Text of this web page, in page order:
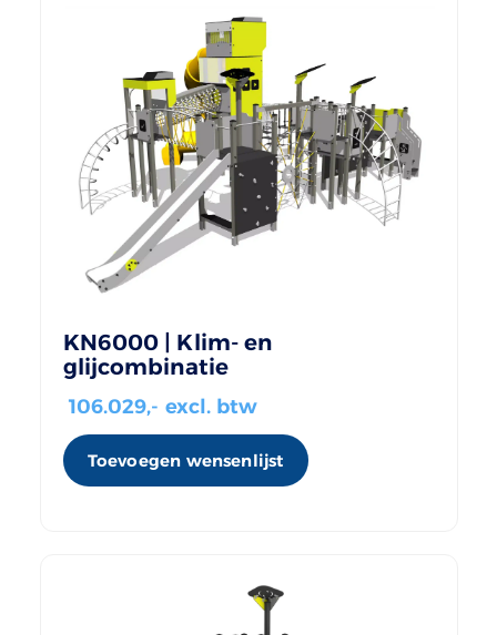
KN6000 | Klim- en
glijcombinatie
106.029,- excl. btw
Toevoegen wensenlijst